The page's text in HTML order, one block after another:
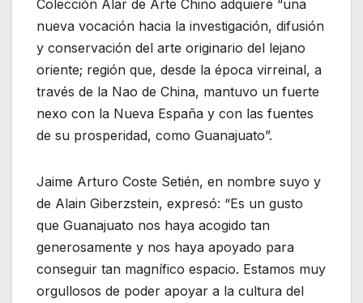
Colección Alar de Arte Chino adquiere “una
nueva vocación hacia la investigación, difusión
y conservación del arte originario del lejano
oriente; región que, desde la época virreinal, a
través de la Nao de China, mantuvo un fuerte
nexo con la Nueva España y con las fuentes
de su prosperidad, como Guanajuato”.
Jaime Arturo Coste Setién, en nombre suyo y
de Alain Giberzstein, expresó: “Es un gusto
que Guanajuato nos haya acogido tan
generosamente y nos haya apoyado para
conseguir tan magnífico espacio. Estamos muy
orgullosos de poder apoyar a la cultura del